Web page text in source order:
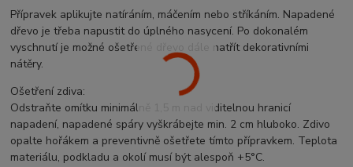
Přípravek aplikujte natíráním, máčením nebo stříkáním. Napadené
dřevo je třeba napustit do úplného nasycení. Po dokonalém
vyschnutí je možné ošetřené dřevo dále natřít dekorativními
nátěry.
Ošetření zdiva:
Odstraňte omítku minimálně 1,5 m nad viditelnou hranicí
napadení, napadené spáry vyškrábejte min. 2 cm hluboko. Zdivo
opalte hořákem a preventivně ošetřete tímto přípravkem. Teplota
materiálu, podkladu a okolí musí být alespoň +5°C.